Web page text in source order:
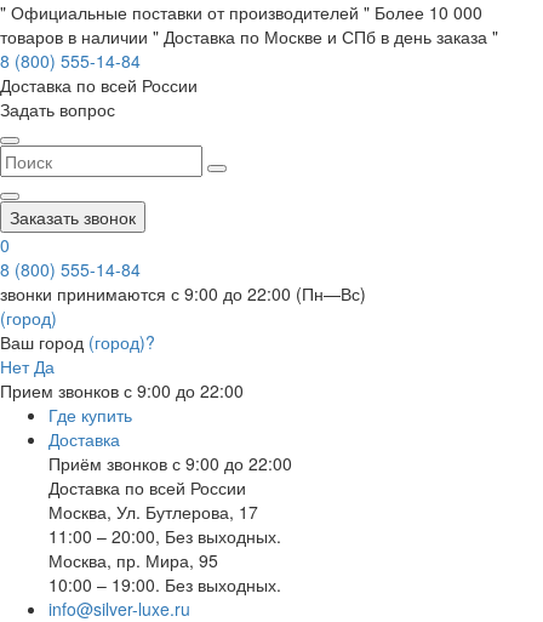
" Официальные поставки от производителей " Более 10 000
товаров в наличии " Доставка по Москве и СПб в день заказа "
8 (800) 555-14-84
Доставка по всей России
Задать вопрос
Заказать звонок
0
8 (800) 555-14-84
звонки принимаются с 9:00 до 22:00 (Пн—Вс)
(город)
Ваш город (город)?
Нет Да
Прием звонков с 9:00 до 22:00
Где купить
Доставка
Приём звонков с 9:00 до 22:00
Доставка по всей России
Москва, Ул. Бутлерова, 17
11:00 – 20:00, Без выходных.
Москва, пр. Мира, 95
10:00 – 19:00. Без выходных.
info@silver-luxe.ru